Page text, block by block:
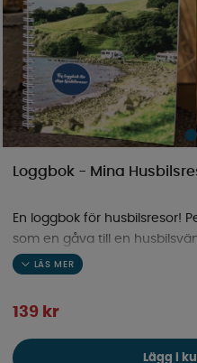
Loggbok - Mina
En loggbok för husbilsresor!
som en gåva till en
oförglömlig – samla allt i din
139 kr
Lägg i